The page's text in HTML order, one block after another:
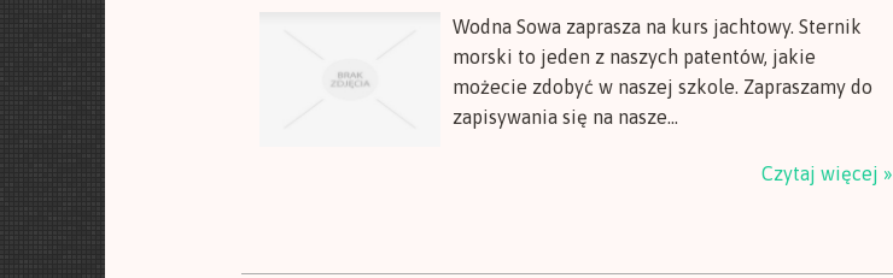
Wodna Sowa zaprasza na kurs jachtowy. Sternik
morski to jeden z naszych patentów, jakie
możecie zdobyć w naszej szkole. Zapraszamy do
zapisywania się na nasze...
Czytaj więcej »